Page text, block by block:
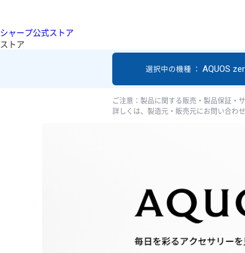
シャープ公式ストア
ストア
選択中の機種 ： AQUOS
ご注意：製品に関する販売・製品保証・
詳しくは、製造元・販売元にお問い合わ